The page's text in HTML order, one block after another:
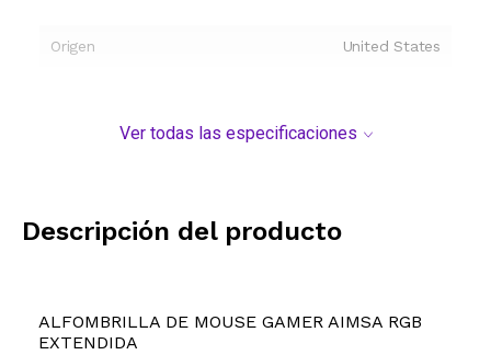
Origen United States
Ver todas las especificaciones
Descripción del producto
ALFOMBRILLA DE MOUSE GAMER AIMSA RGB
EXTENDIDA